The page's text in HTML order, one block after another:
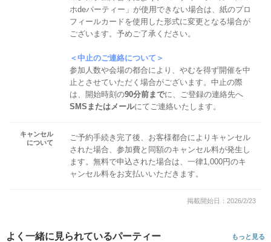
ホdeパーティー」が使用できない場合は、紙のプロ
フィールカードを使用した形式に変更となる場合が
ございます。予めご了承ください。
＜中止のご連絡について＞
参加人数や会場の都合により、やむを得ず開催を中
止とさせていただく場合がございます。中止の際
は、開始時刻の90分前までに、ご登録の連絡先へ
SMSまたはメールにてご連絡いたします。
キャンセル
について
ご予約手続き完了後、お客様都合によりキャンセル
された場合、参加費と同額のキャンセル料が発生し
ます。無料で申込された場合は、一律1,000円のキ
ャンセル料をお支払いいただきます。
掲載開始日：2026/2/23
よく一緒に見られているパーティー もっと見る